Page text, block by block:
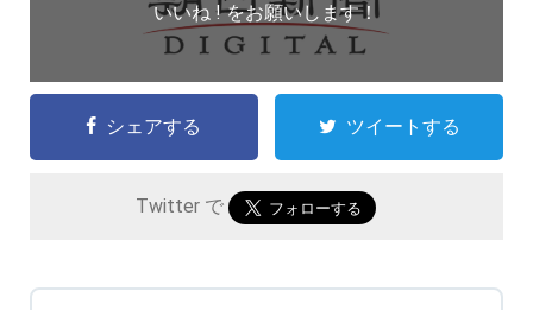
いいね ! をお願いします！
シェアする ツイートする
Twitter で